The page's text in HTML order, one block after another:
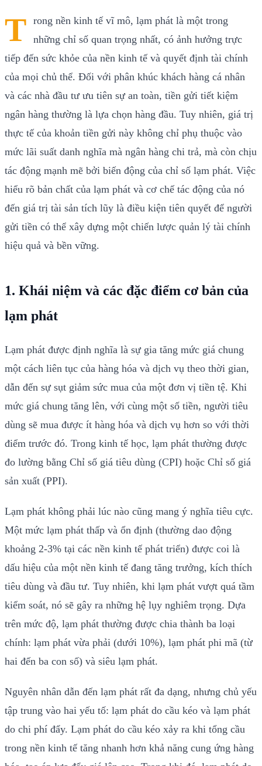
T rong nền kinh tế vĩ mô, lạm phát là một trong
những chỉ số quan trọng nhất, có ảnh hưởng trực
tiếp đến sức khỏe của nền kinh tế và quyết định tài chính
của mọi chủ thể. Đối với phân khúc khách hàng cá nhân
và các nhà đầu tư ưu tiên sự an toàn, tiền gửi tiết kiệm
ngân hàng thường là lựa chọn hàng đầu. Tuy nhiên, giá trị
thực tế của khoản tiền gửi này không chỉ phụ thuộc vào
mức lãi suất danh nghĩa mà ngân hàng chi trả, mà còn chịu
tác động mạnh mẽ bởi biến động của chỉ số lạm phát. Việc
hiểu rõ bản chất của lạm phát và cơ chế tác động của nó
đến giá trị tài sản tích lũy là điều kiện tiên quyết để người
gửi tiền có thể xây dựng một chiến lược quản lý tài chính
hiệu quả và bền vững.
1. Khái niệm và các đặc điểm cơ bản của
lạm phát
Lạm phát được định nghĩa là sự gia tăng mức giá chung
một cách liên tục của hàng hóa và dịch vụ theo thời gian,
dẫn đến sự sụt giảm sức mua của một đơn vị tiền tệ. Khi
mức giá chung tăng lên, với cùng một số tiền, người tiêu
dùng sẽ mua được ít hàng hóa và dịch vụ hơn so với thời
điểm trước đó. Trong kinh tế học, lạm phát thường được
đo lường bằng Chỉ số giá tiêu dùng (CPI) hoặc Chỉ số giá
sản xuất (PPI).
Lạm phát không phải lúc nào cũng mang ý nghĩa tiêu cực.
Một mức lạm phát thấp và ổn định (thường dao động
khoảng 2-3% tại các nền kinh tế phát triển) được coi là
dấu hiệu của một nền kinh tế đang tăng trưởng, kích thích
tiêu dùng và đầu tư. Tuy nhiên, khi lạm phát vượt quá tầm
kiểm soát, nó sẽ gây ra những hệ lụy nghiêm trọng. Dựa
trên mức độ, lạm phát thường được chia thành ba loại
chính: lạm phát vừa phải (dưới 10%), lạm phát phi mã (từ
hai đến ba con số) và siêu lạm phát.
Nguyên nhân dẫn đến lạm phát rất đa dạng, nhưng chủ yếu
tập trung vào hai yếu tố: lạm phát do cầu kéo và lạm phát
do chi phí đẩy. Lạm phát do cầu kéo xảy ra khi tổng cầu
trong nền kinh tế tăng nhanh hơn khả năng cung ứng hàng